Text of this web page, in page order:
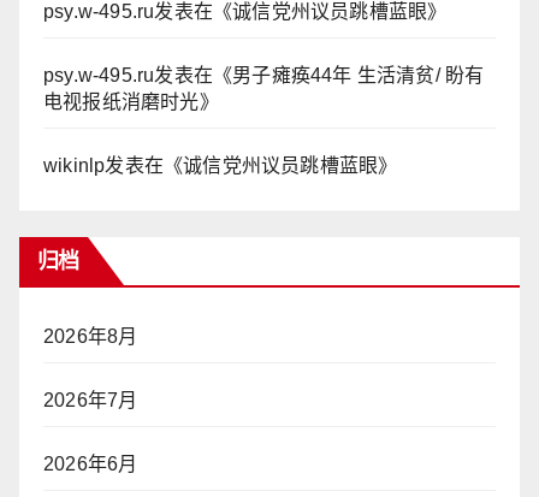
psy.w-495.ru发表在《诚信党州议员跳槽蓝眼》
psy.w-495.ru发表在《男子瘫痪44年 生活清贫/ 盼有
电视报纸消磨时光》
wikinlp发表在《诚信党州议员跳槽蓝眼》
归档
2026年8月
2026年7月
2026年6月